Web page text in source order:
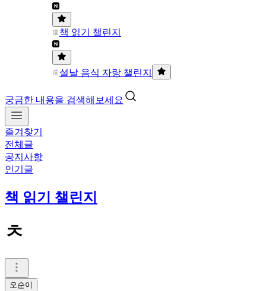
책 읽기 챌린지
설날 음식 자랑 챌린지
궁금한 내용을 검색해보세요
즐겨찾기
전체글
공지사항
인기글
책 읽기 챌린지
ㅊ
오순이